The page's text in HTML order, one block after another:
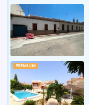
PREMIUM